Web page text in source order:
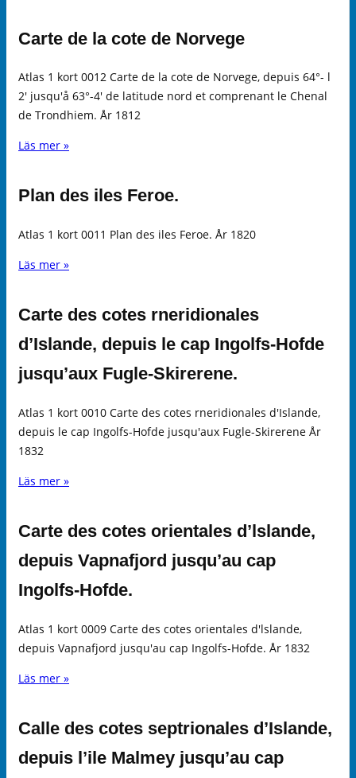
Carte de la cote de Norvege
Atlas 1 kort 0012 Carte de la cote de Norvege, depuis 64°- l
2' jusqu'å 63°-4' de latitude nord et comprenant le Chenal
de Trondhiem. År 1812
Läs mer »
Plan des iles Feroe.
Atlas 1 kort 0011 Plan des iles Feroe. År 1820
Läs mer »
Carte des cotes rneridionales
d’Islande, depuis le cap Ingolfs-Hofde
jusqu’aux Fugle-Skirerene.
Atlas 1 kort 0010 Carte des cotes rneridionales d'Islande,
depuis le cap Ingolfs-Hofde jusqu'aux Fugle-Skirerene År
1832
Läs mer »
Carte des cotes orientales d’lslande,
depuis Vapnafjord jusqu’au cap
Ingolfs-Hofde.
Atlas 1 kort 0009 Carte des cotes orientales d'lslande,
depuis Vapnafjord jusqu'au cap Ingolfs-Hofde. År 1832
Läs mer »
Calle des cotes septrionales d’Islande,
depuis l’ile Malmey jusqu’au cap